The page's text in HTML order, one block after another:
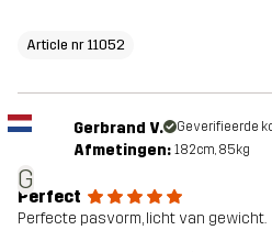
Article nr 11052
G
Gerbrand V. Geverifieerde
Afmetingen: 182cm, 85kg
Perfect
Perfecte pasvorm, licht van gewicht.